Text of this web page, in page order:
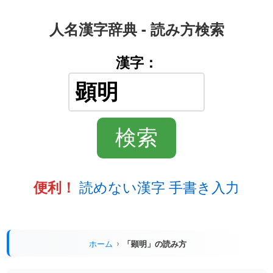
人名漢字辞典 - 読み方検索
漢字：
便利！ 読めない漢字 手書き入力
ホーム 「顕明」の読み方